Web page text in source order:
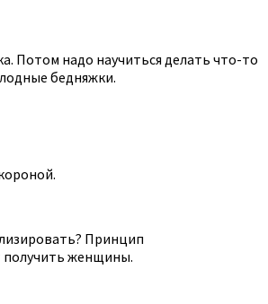
Потом надо научиться делать что-то
бедняжки.
Принцип
получить женщины.